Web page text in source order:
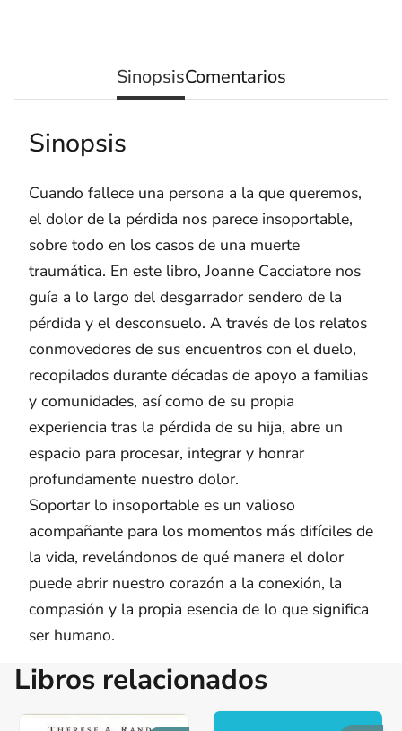
SinopsisComentarios
Sinopsis
Cuando fallece una persona a la que queremos,
el dolor de la pérdida nos parece insoportable,
sobre todo en los casos de una muerte
traumática. En este libro, Joanne Cacciatore nos
guía a lo largo del desgarrador sendero de la
pérdida y el desconsuelo. A través de los relatos
conmovedores de sus encuentros con el duelo,
recopilados durante décadas de apoyo a familias
y comunidades, así como de su propia
experiencia tras la pérdida de su hija, abre un
espacio para procesar, integrar y honrar
profundamente nuestro dolor.
Soportar lo insoportable es un valioso
acompañante para los momentos más difíciles de
la vida, revelándonos de qué manera el dolor
puede abrir nuestro corazón a la conexión, la
compasión y la propia esencia de lo que significa
ser humano.
Libros relacionados